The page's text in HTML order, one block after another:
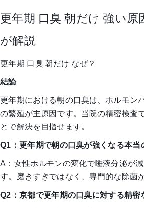
更年期 口臭 朝だけ 強い原
が解説
更年期 口臭 朝だけ なぜ？
結論
更年期における朝の口臭は、ホルモン
の繁殖が主原因です。当院の精密検査
とで解決を目指せます。
Q1 ：更年期で朝の口臭が強くなる本当
A：女性ホルモンの変化で唾液分泌が
す。磨きすぎではなく、専門的な除菌
Q2 ：京都で更年期の口臭に対する精